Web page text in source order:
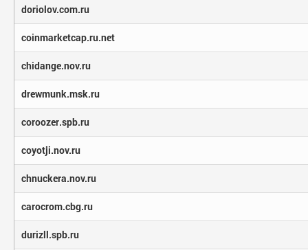
doriolov.com.ru
coinmarketcap.ru.net
chidange.nov.ru
drewmunk.msk.ru
coroozer.spb.ru
coyotji.nov.ru
chnuckera.nov.ru
carocrom.cbg.ru
durizll.spb.ru